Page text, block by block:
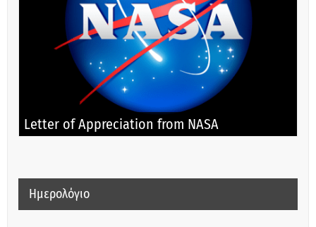
Letter of Appreciation from NASA
Ημερολόγιο